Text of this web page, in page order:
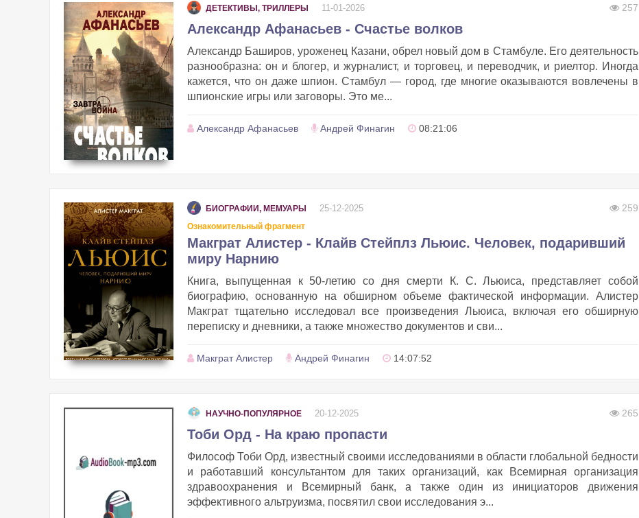
ДЕТЕКТИВЫ, ТРИЛЛЕРЫ 11-01-2026 257
Александр Афанасьев - Счастье волков
Александр Баширов, уроженец Казани, обрел новый дом в Стамбуле. Его деятельность
разнообразна: он и блогер, и журналист, и торговец, и переводчик, и риелтор. Иногда
кажется, что он даже шпион. Стамбул — город, где многие оказываются вовлечены в
шпионские игры или заговоры. Это ме...
Александр Афанасьев Андрей Финагин 08:21:06
БИОГРАФИИ, МЕМУАРЫ 25-12-2025 259
Ознакомительный фрагмент
Макграт Алистер - Клайв Стейплз Льюис. Человек, подаривший
миру Нарнию
Книга, выпущенная к 50-летию со дня смерти К. С. Льюиса, представляет собой
биографию, основанную на обширном объеме фактической информации. Алистер
Макграт тщательно исследовал все произведения Льюиса, включая его обширную
переписку и дневники, а также множество документов и сви...
Макграт Алистер Андрей Финагин 14:07:52
НАУЧНО-ПОПУЛЯРНОЕ 20-12-2025 265
Тоби Орд - На краю пропасти
Философ Тоби Орд, известный своими исследованиями в области глобальной бедности
и работавший консультантом для таких организаций, как Всемирная организация
здравоохранения и Всемирный банк, а также один из инициаторов движения
эффективного альтруизма, посвятил свои исследования э...